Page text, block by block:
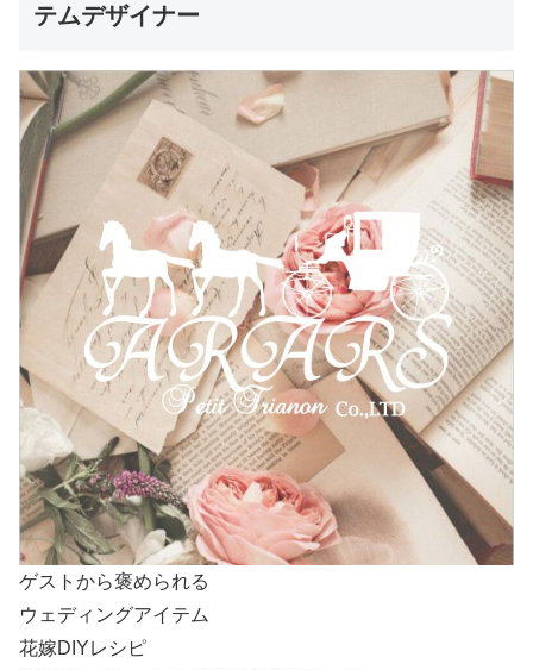
テムデザイナー
ゲストから褒められる
ウェディングアイテム
花嫁DIYレシピ